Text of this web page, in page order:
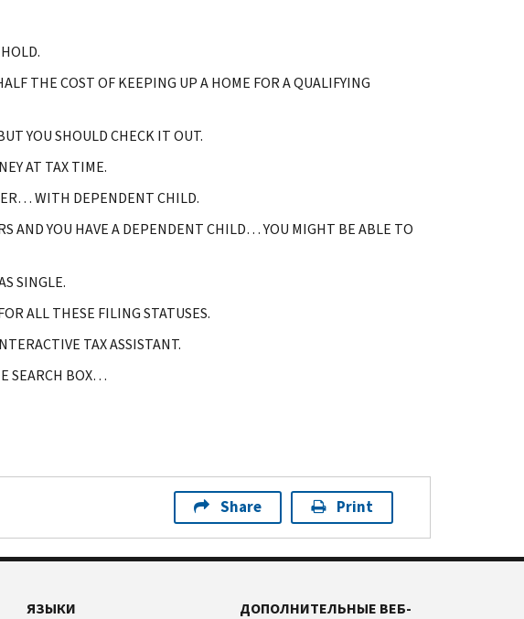
THE COST OF KEEPING UP A HOME FOR A QUALIFYING
YOU SHOULD CHECK IT OUT.
AT TAX TIME.
WITH DEPENDENT CHILD.
AND YOU HAVE A DEPENDENT CHILD… YOU MIGHT BE ABLE TO
SINGLE.
ALL THESE FILING STATUSES.
TAX ASSISTANT.
SEARCH BOX…
Share Print
ЯЗЫКИ
ДОПОЛНИТЕЛЬНЫЕ ВЕБ-